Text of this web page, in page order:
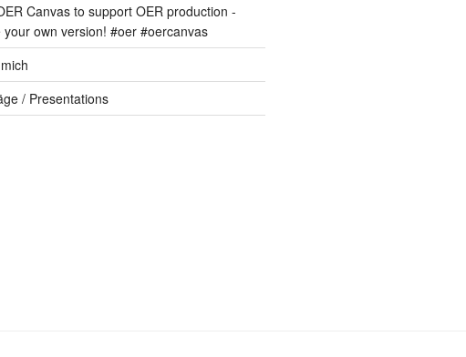
Canvas to support OER production -
your own version! #oer #oercanvas
/ Presentations